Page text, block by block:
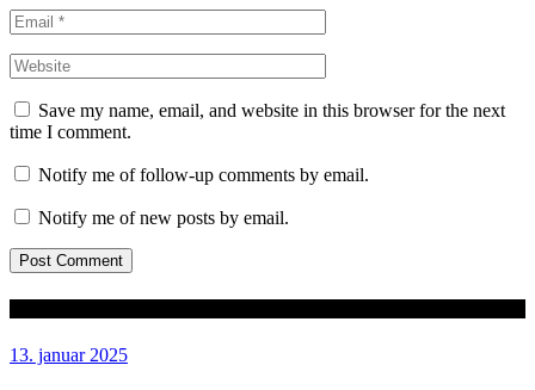
Save my name, email, and website in this browser for the next
time I comment.
Notify me of follow-up comments by email.
Notify me of new posts by email.
13. januar 2025